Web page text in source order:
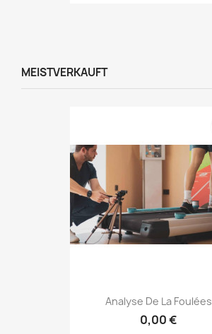
MEISTVERKAUFT
Analyse De La Foulées
0,00 €